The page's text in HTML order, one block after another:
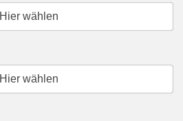
Hier wählen
Hier wählen